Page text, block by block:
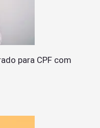
para CPF com